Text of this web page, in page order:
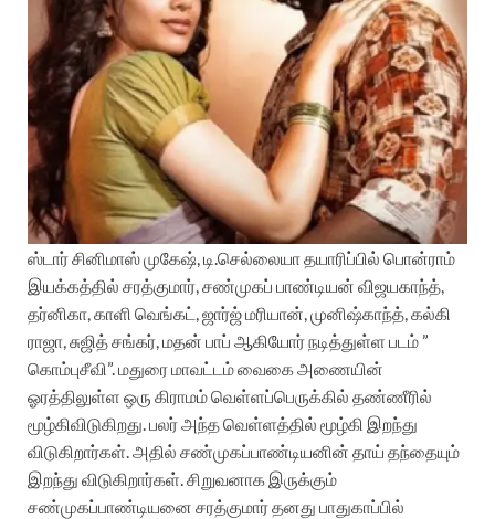
ஸ்டார் சினிமாஸ் முகேஷ், டி.செல்லையா தயாரிப்பில் பொன்ராம்
இயக்கத்தில் சரத்குமார், சண்முகப் பாண்டியன் விஜயகாந்த்,
தர்னிகா, காளி வெங்கட், ஜார்ஜ் மரியான், முனிஷ்காந்த், கல்கி
ராஜா, சுஜித் சங்கர், மதன் பாப் ஆகியோர் நடித்துள்ள படம் ”
கொம்புசீவி”. மதுரை மாவட்டம் வைகை அணையின்
ஓரத்திலுள்ள ஒரு கிராமம் வெள்ளப்பெருக்கில் தண்ணீரில்
மூழ்கிவிடுகிறது. பலர் அந்த வெள்ளத்தில் மூழ்கி இறந்து
விடுகிறார்கள். அதில் சண்முகப்பாண்டியனின் தாய் தந்தையும்
இறந்து விடுகிறார்கள். சிறுவனாக இருக்கும்
சண்முகப்பாண்டியனை சரத்குமார் தனது பாதுகாப்பில்